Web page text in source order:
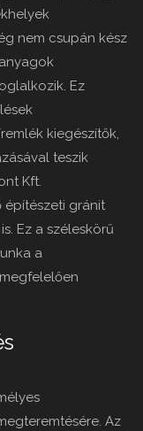
nem csupán kész
Ez
kiegészítők,
teszik
Kft.
építészeti gránit
Ez a széleskörű
a
Az